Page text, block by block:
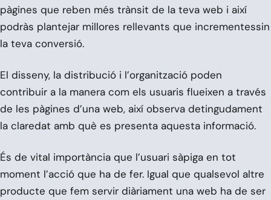
pàgines que reben més trànsit de la teva web i així
podràs plantejar millores rellevants que incrementessin
la teva conversió.
El disseny, la distribució i l’organització poden
contribuir a la manera com els usuaris flueixen a través
de les pàgines d’una web, així observa detingudament
la claredat amb què es presenta aquesta informació.
És de vital importància que l’usuari sàpiga en tot
moment l’acció que ha de fer. Igual que qualsevol altre
producte que fem servir diàriament una web ha de ser